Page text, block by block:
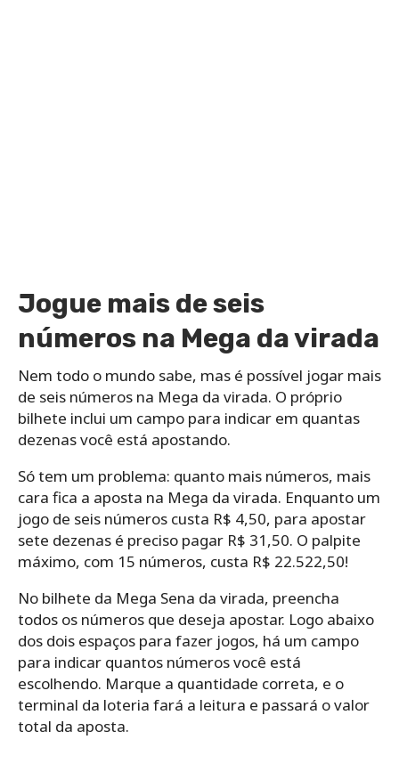
Jogue mais de seis
números na Mega da virada
Nem todo o mundo sabe, mas é possível jogar mais
de seis números na Mega da virada. O próprio
bilhete inclui um campo para indicar em quantas
dezenas você está apostando.
Só tem um problema: quanto mais números, mais
cara fica a aposta na Mega da virada. Enquanto um
jogo de seis números custa R$ 4,50, para apostar
sete dezenas é preciso pagar R$ 31,50. O palpite
máximo, com 15 números, custa R$ 22.522,50!
No bilhete da Mega Sena da virada, preencha
todos os números que deseja apostar. Logo abaixo
dos dois espaços para fazer jogos, há um campo
para indicar quantos números você está
escolhendo. Marque a quantidade correta, e o
terminal da loteria fará a leitura e passará o valor
total da aposta.